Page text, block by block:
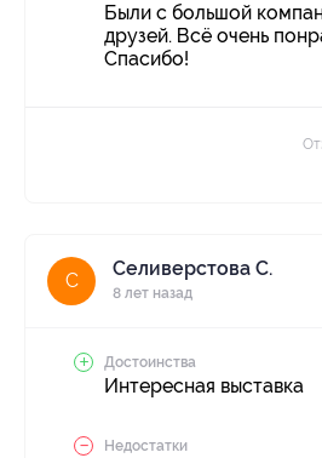
Были с большой
друзей. Всё очень
Спасибо!
С
Селиверстова С.
8 лет назад
Достоинства
Интересная выставка
Недостатки